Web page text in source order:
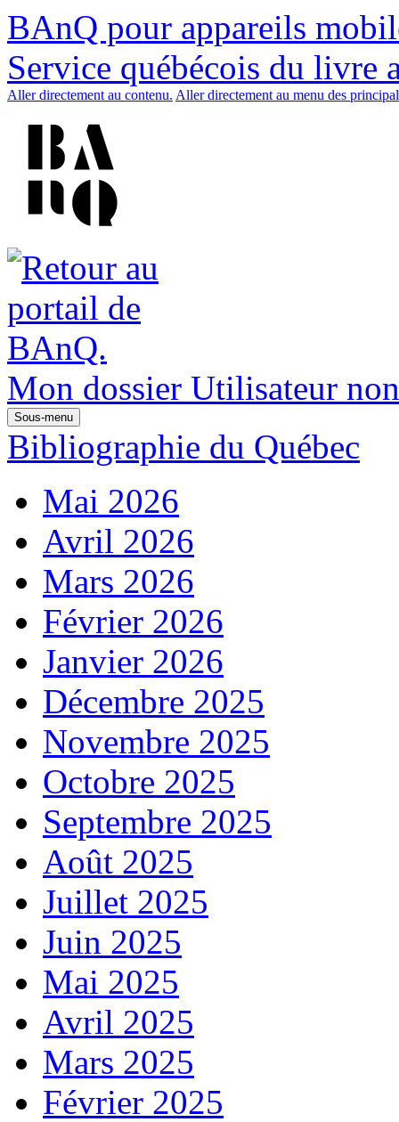
BAnQ pour appareils
Service québécois du livre
Aller directement au contenu. Aller directement au menu des
Mon dossier Utilisateur
Sous-menu
Bibliographie du Québec
Mai 2026
Avril 2026
Mars 2026
Février 2026
Janvier 2026
Décembre 2025
Novembre 2025
Octobre 2025
Septembre 2025
Août 2025
Juillet 2025
Juin 2025
Mai 2025
Avril 2025
Mars 2025
Février 2025